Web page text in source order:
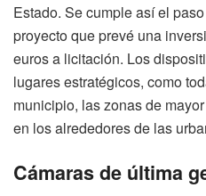
Estado. Se cumple así el
proyecto que prevé una
euros a licitación. Los
lugares estratégicos, como
municipio, las zonas de
en los alrededores de las
Cámaras de última